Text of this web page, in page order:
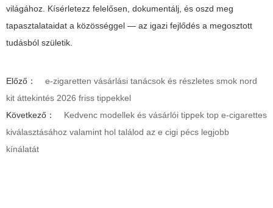
világához. Kísérletezz felelősen, dokumentálj, és oszd meg
tapasztalataidat a közösséggel — az igazi fejlődés a megosztott
tudásból születik.
Előző：
e-zigaretten vásárlási tanácsok és részletes smok nord
kit áttekintés 2026 friss tippekkel
Következő：
Kedvenc modellek és vásárlói tippek top e-cigarettes
kiválasztásához valamint hol találod az e cigi pécs legjobb
kínálatát